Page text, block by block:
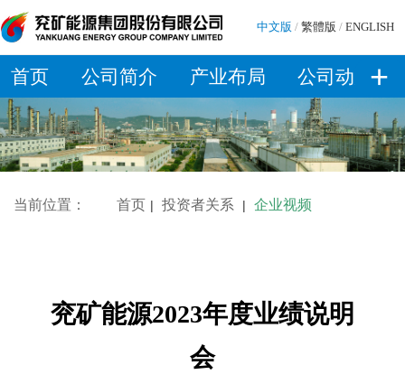
中文版 / 繁體版 / ENGLISH
首页 公司简介 产业布局 公司动态+
当前位置： 首页 | 投资者关系 | 企业视频
兖矿能源2023年度业绩说明
会